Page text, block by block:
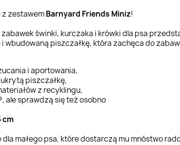
zestawemBarnyard Friends Miniz!
świnki, kurczaka i krówki dla psa
piszczałkę, która zachęca do
i aportowania,
piszczałkę,
z recyklingu,
ale sprawdzą się też osobno
cm
małego psa, które dostarczą mu mnóstwo